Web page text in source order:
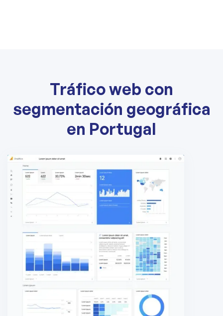
Tráfico web con
segmentación geográfica
en Portugal